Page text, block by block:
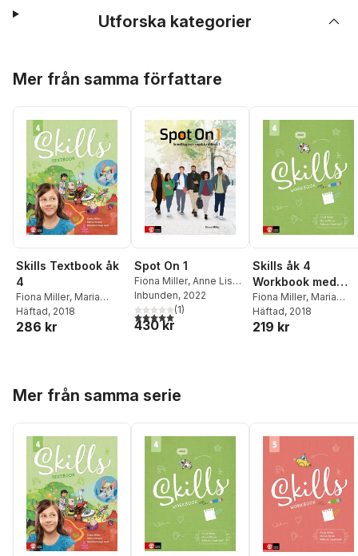
Utforska kategorier
Mer från samma författare
Skills Textbook åk
4
Fiona Miller, Maria
Olsson,Rebecka Ungh
Wolf
Häftad, 2018
286 kr
Spot On 1
Fiona Miller, Anne Lise
S. Kvam,Pezhman
Showghi,Annelén T.A.
Stenbakken
Inbunden, 2022
5,0utav 5 stjärnor. Totalt antal röster:
(1)
430 kr
Skills åk 4
Workbook med
elevwebb
Fiona Miller, Maria
Olsson,Rebecka
Wolf
Häftad, 2018
219 kr
Mer från samma serie